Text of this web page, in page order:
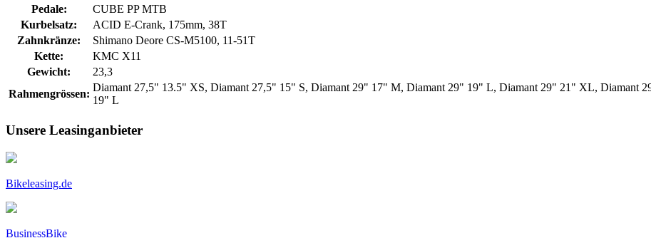
Pedale:
CUBE PP MTB
Kurbelsatz:
ACID E-Crank, 175mm, 38T
Zahnkränze:
Shimano Deore CS-M5100, 11-51T
Kette:
KMC X11
Gewicht:
23,3
Rahmengrössen:
Diamant 27,5" 13.5" XS, Diamant 27,5" 15" S, Diamant 29" 17" M, Diamant 29" 19" L, Diamant 29" 21" XL, Diamant
19" L
Unsere Leasinganbieter
Bikeleasing.de
BusinessBike